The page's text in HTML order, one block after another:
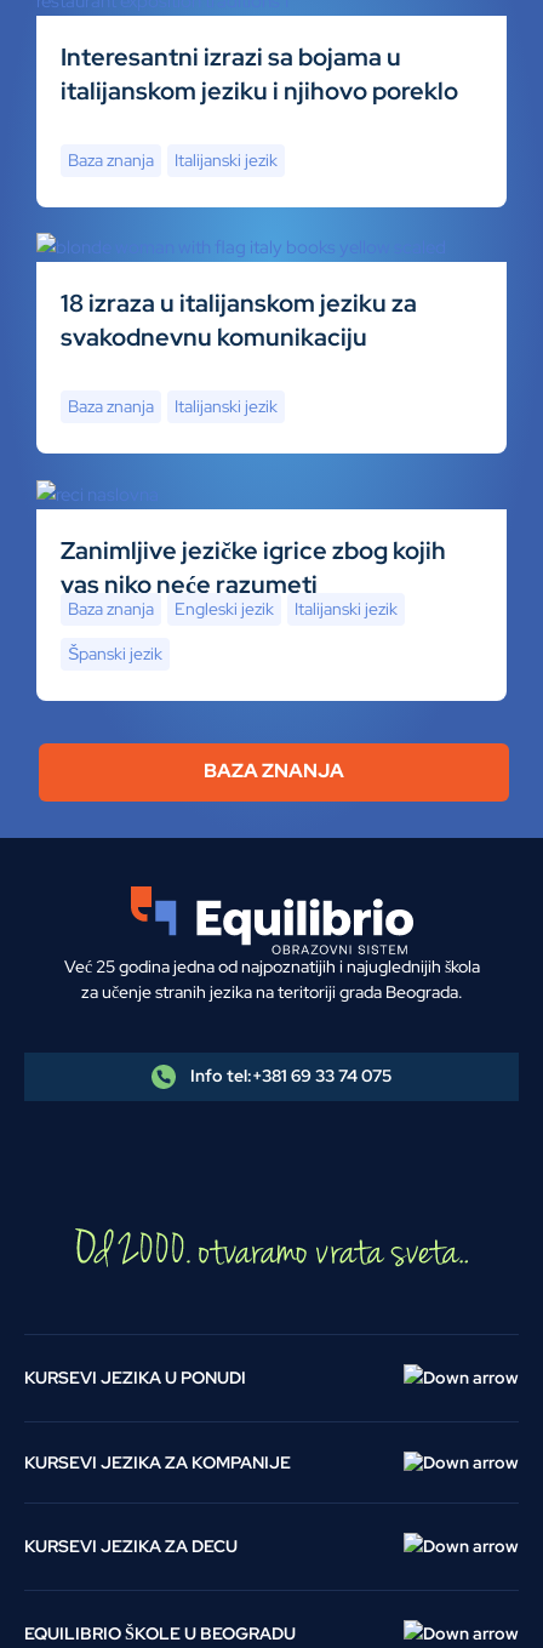
Interesantni izrazi sa bojama u
italijanskom jeziku i njihovo poreklo
Baza znanja Italijanski jezik
18 izraza u italijanskom jeziku za
svakodnevnu komunikaciju
Baza znanja Italijanski jezik
Zanimljive jezičke igrice zbog kojih
vas niko neće razumeti
Baza znanja Engleski jezik Italijanski jezik
Španski jezik
BAZA ZNANJA
Već 25 godina jedna od najpoznatijih i najuglednijih škola
za učenje stranih jezika na teritoriji grada Beograda.
Info tel:+381 69 33 74 075
KURSEVI JEZIKA U PONUDI
KURSEVI JEZIKA ZA KOMPANIJE
KURSEVI JEZIKA ZA DECU
EQUILIBRIO ŠKOLE U BEOGRADU